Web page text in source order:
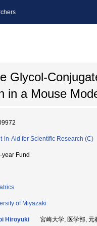
Glycol-
in a Mouse
in-Aid for Scientific Research (C)
year Fund
of Miyazaki
Hiroyuki 宮崎大学, 医学部,